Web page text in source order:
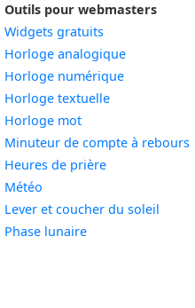
Outils pour webmasters
Widgets gratuits
Horloge analogiqueWidget
Horloge numériqueWidget
Horloge textuelleWidget
Horloge motWidget
Minuteur de compte à rebours
Heures de prièreWidget
Météo
Lever et coucher du soleil
Phase lunaireWidget